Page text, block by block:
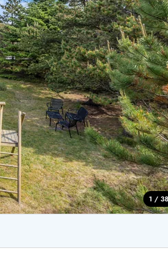
Sommerhuse i Søndervig
Strand
Klit
1 / 38